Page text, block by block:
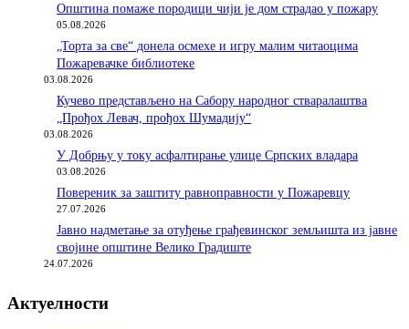
Општина помаже породици чији је дом страдао у пожару
05.08.2026
„Торта за све“ донела осмехе и игру малим читаоцима
Пожаревачке библиотеке
03.08.2026
Кучево представљено на Сабору народног стваралаштва
„Прођох Левач, прођох Шумадију“
03.08.2026
У Добрњу у току асфалтирање улице Српских владара
03.08.2026
Повереник за заштиту равноправности у Пожаревцу
27.07.2026
Јавно надметање за отуђење грађевинског земљишта из јавне
својине општине Велико Градиште
24.07.2026
Актуелности